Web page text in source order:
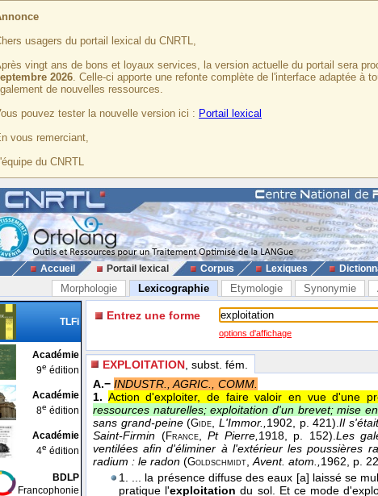
usagers du portail lexical du CNRTL,
vingt ans de bons et loyaux services, la version actuelle du portail sera
2026. Celle-ci apporte une refonte complète de l'interface adaptée à
de nouvelles ressources.
pouvez tester la nouvelle version ici : Portail lexical
vous remerciant,
du CNRTL
Accueil Portail lexical Corpus Lexiques
Morphologie Lexicographie Etymologie Synonymie
TLFi
Académie
9e édition
Académie
8e édition
Académie
4e édition
BDLP
Francophonie
Entrez une forme
options d'affichage
EXPLOITATION , subst. fém.
A.− INDUSTR., AGRIC., COMM.
1. Action d'exploiter, de faire valoir en vue d'une
ressources naturelles; exploitation d'un brevet; mise
sans grand-peine(Gide,L'Immor.,1902, p. 421).Il
Saint-Firmin (France,Pt Pierre,1918, p. 152).Les
ventilées afin d'éliminer à l'extérieur les poussières
radium : le radon (Goldschmidt,Avent. atom.,1962, p.
1. ... la présence diffuse des eaux [a] laissé se
pratique l'exploitation du sol. Et ce mode